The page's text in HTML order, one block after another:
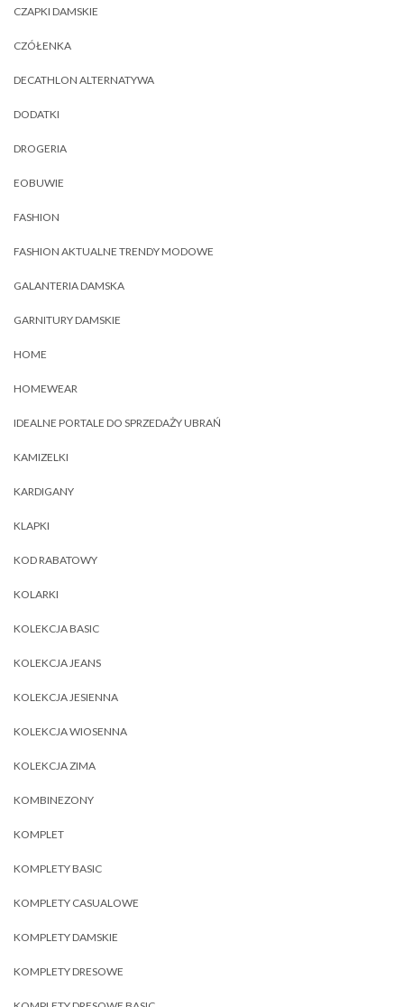
CZAPKI DAMSKIE
CZÓŁENKA
DECATHLON ALTERNATYWA
DODATKI
DROGERIA
EOBUWIE
FASHION
FASHION AKTUALNE TRENDY MODOWE
GALANTERIA DAMSKA
GARNITURY DAMSKIE
HOME
HOMEWEAR
IDEALNE PORTALE DO SPRZEDAŻY UBRAŃ
KAMIZELKI
KARDIGANY
KLAPKI
KOD RABATOWY
KOLARKI
KOLEKCJA BASIC
KOLEKCJA JEANS
KOLEKCJA JESIENNA
KOLEKCJA WIOSENNA
KOLEKCJA ZIMA
KOMBINEZONY
KOMPLET
KOMPLETY BASIC
KOMPLETY CASUALOWE
KOMPLETY DAMSKIE
KOMPLETY DRESOWE